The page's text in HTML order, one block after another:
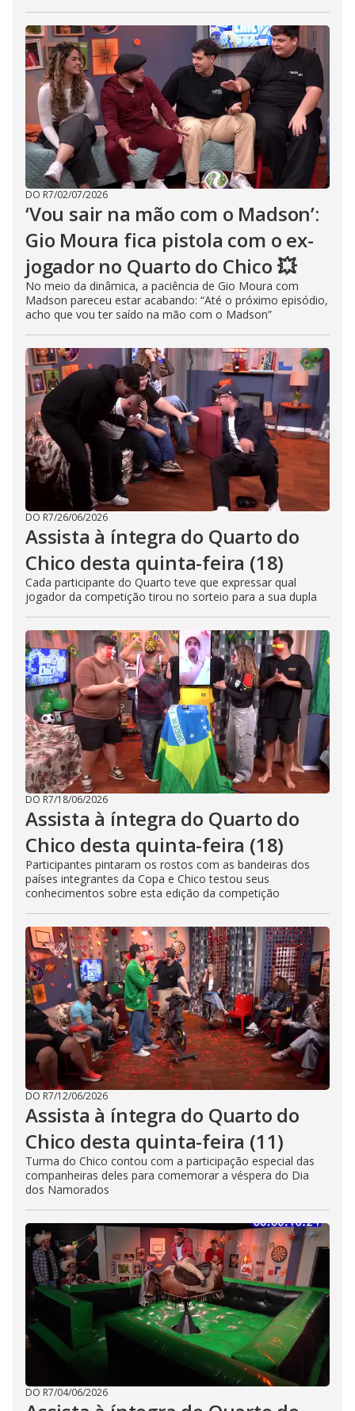
DO R7/02/07/2026
‘Vou sair na mão com o Madson’:
Gio Moura fica pistola com o ex-
jogador no Quarto do Chico 💥
No meio da dinâmica, a paciência de Gio Moura com
Madson pareceu estar acabando: “Até o próximo episódio,
acho que vou ter saído na mão com o Madson”
DO R7/26/06/2026
Assista à íntegra do Quarto do
Chico desta quinta-feira (18)
Cada participante do Quarto teve que expressar qual
jogador da competição tirou no sorteio para a sua dupla
DO R7/18/06/2026
Assista à íntegra do Quarto do
Chico desta quinta-feira (18)
Participantes pintaram os rostos com as bandeiras dos
países integrantes da Copa e Chico testou seus
conhecimentos sobre esta edição da competição
DO R7/12/06/2026
Assista à íntegra do Quarto do
Chico desta quinta-feira (11)
Turma do Chico contou com a participação especial das
companheiras deles para comemorar a véspera do Dia
dos Namorados
DO R7/04/06/2026